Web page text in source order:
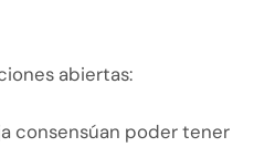
abiertas:
consensúan poder tener